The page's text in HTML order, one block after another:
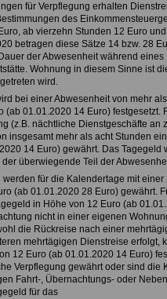
für Verpflegung erhalten
des
ab vierzehn Stunden 12 Euro
betragen diese Sätze 14 bzw. 28
der Abwesenheit während
Wohnung in diesem Sinne ist
wird.
bei einer Abwesenheit von mehr
(ab 01.01.2020 14 Euro) festgesetzt.
(z.B. nächtliche Dienstgeschäfte an
insgesamt mehr als acht Stunden
14 Euro) gewährt. Das Tagegeld
überwiegende Teil der
für die Kalendertage mit einer
(ab 01.01.2020 28 Euro) gewährt.
in Höhe von 12 Euro (ab
nicht in einer eigenen
die Rückreise nach einer
mehrtägigen Dienstreise erfolgt,
12 Euro (ab 01.01.2020 14 Euro)
Verpflegung gewährt oder sind die
Fahrt-, Übernachtungs- oder
für das